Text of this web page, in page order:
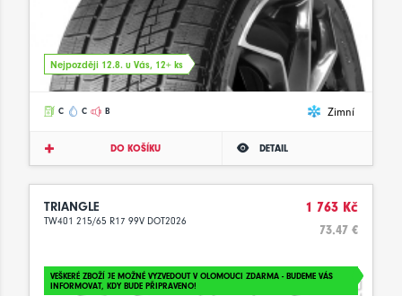
Nejpozději 12.8. u Vás, 12+ ks
C C B Zimní
DO KOŠÍKU DETAIL
TRIANGLE
TW401 215/65 R17 99V DOT2026
1 763 Kč
73.47 €
VEŠKERÉ ZBOŽÍ JE MOŽNÉ VYZVEDOUT V OLOMOUCI ZDARMA - BUDEME VÁS
INFORMOVAT, KDY BUDE PŘIPRAVENO!